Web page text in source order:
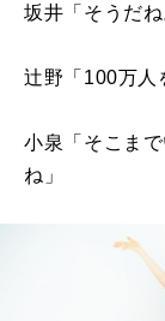
坂井「そうだ
辻野「 100万人
小泉「そこま
ね」